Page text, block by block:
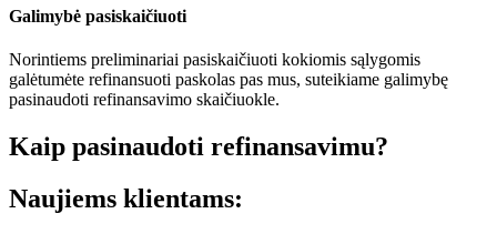
Galimybė pasiskaičiuoti
Norintiems preliminariai pasiskaičiuoti kokiomis sąlygomis
galėtumėte refinansuoti paskolas pas mus, suteikiame galimybę
pasinaudoti refinansavimo skaičiuokle.
Kaip pasinaudoti refinansavimu?
Naujiems klientams: